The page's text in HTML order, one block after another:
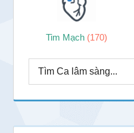
Tim Mạch (170)